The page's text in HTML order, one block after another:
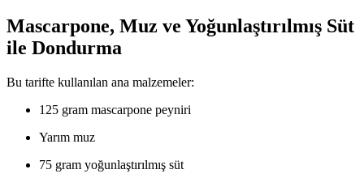
Mascarpone, Muz ve Yoğunlaştırılmış Süt
ile Dondurma
Bu tarifte kullanılan ana malzemeler:
125 gram mascarpone peyniri
Yarım muz
75 gram yoğunlaştırılmış süt